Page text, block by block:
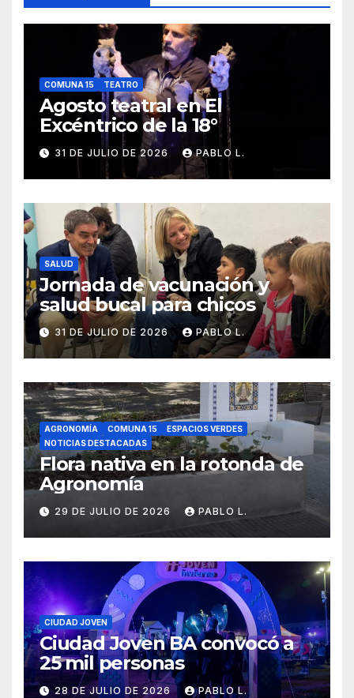
COMUNA 15 TEATRO
Agosto teatral en El
Excéntrico de la 18°
31 DE JULIO DE 2026 PABLO L.
SALUD
Jornada de vacunación y
salud bucal para chicos
31 DE JULIO DE 2026 PABLO L.
AGRONOMÍA COMUNA 15
ESPACIOS VERDES
NOTICIAS DESTACADAS
Flora nativa en la rotonda de
Agronomía
29 DE JULIO DE 2026 PABLO L.
CIUDAD JOVEN
Ciudad Joven BA convocó a
25 mil personas
28 DE JULIO DE 2026 PABLO L.